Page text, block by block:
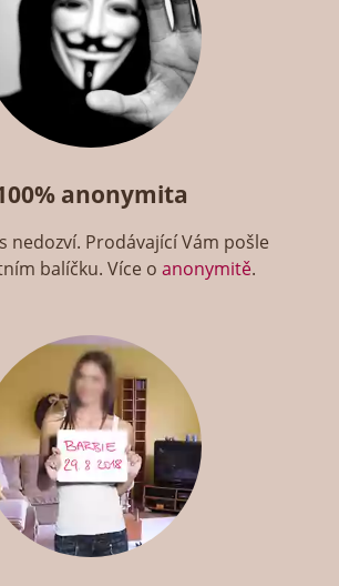
anonymita
nedozví. Prodávající Vám pošle
balíčku. Více oanonymitě.